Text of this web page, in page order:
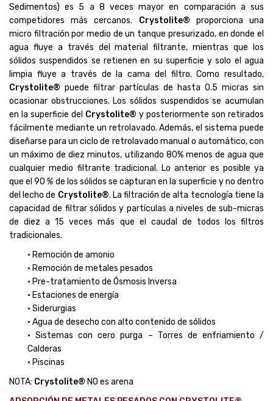
Sedimentos) es 5 a 8 veces mayor en comparación a sus
competidores más cercanos. Crystolite® proporciona una
micro filtración por medio de un tanque presurizado, en donde el
agua fluye a través del material filtrante, mientras que los
sólidos suspendidos se retienen en su superficie y solo el agua
limpia fluye a través de la cama del filtro. Como resultado,
Crystolite® puede filtrar partículas de hasta 0.5 micras sin
ocasionar obstrucciones. Los sólidos suspendidos se acumulan
en la superficie del Crystolite® y posteriormente son retirados
fácilmente mediante un retrolavado. Además, el sistema puede
diseñarse para un ciclo de retrolavado manual o automático, con
un máximo de diez minutos, utilizando 80% menos de agua que
cualquier medio filtrante tradicional. Lo anterior es posible ya
que el 90 % de los sólidos se capturan en la superficie y no dentro
del lecho de Crystolite®. La filtración de alta tecnología tiene la
capacidad de filtrar sólidos y partículas a niveles de sub-micras
de diez a 15 veces más que el caudal de todos los filtros
tradicionales.
• Remoción de amonio
• Remoción de metales pesados
• Pre-tratamiento de Ósmosis Inversa
• Estaciones de energía
• Siderurgias
• Agua de desecho con alto contenido de sólidos
• Sistemas con cero purga – Torres de enfriamiento /
Calderas
• Piscinas
NOTA: Crystolite® NO es arena